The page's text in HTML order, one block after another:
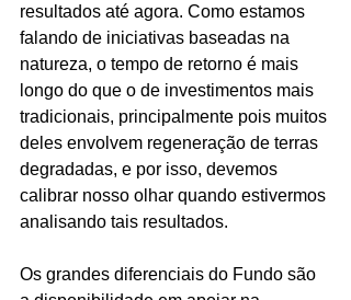
resultados até agora. Como estamos
falando de iniciativas baseadas na
natureza, o tempo de retorno é mais
longo do que o de investimentos mais
tradicionais, principalmente pois muitos
deles envolvem regeneração de terras
degradadas, e por isso, devemos
calibrar nosso olhar quando estivermos
analisando tais resultados.
Os grandes diferenciais do Fundo são